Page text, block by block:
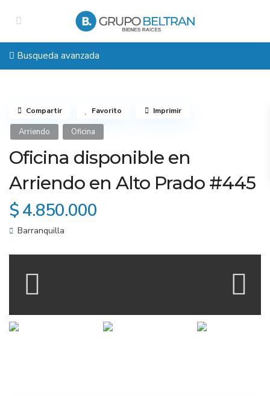
Busqueda avanzada
Arriendo Oficina
Oficina disponible en
Arriendo en Alto Prado #445
$ 4.850.000
Barranquilla
Compartir Favorito Imprimir